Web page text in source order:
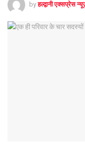
by हल्द्वानी एक्सप्रेस